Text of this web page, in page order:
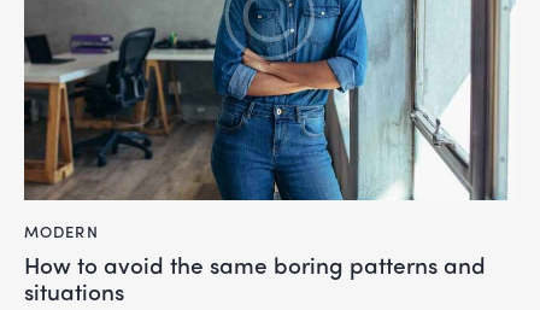
MODERN
How to avoid the same boring patterns and
situations